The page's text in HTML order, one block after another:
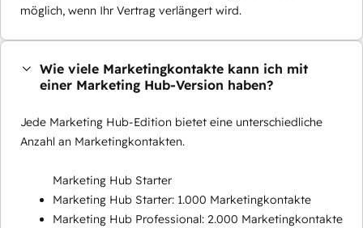
möglich, wenn Ihr Vertrag verlängert wird.
Wie viele Marketingkontakte kann ich mit
einer Marketing Hub-Version haben?
Jede Marketing Hub-Edition bietet eine unterschiedliche
Anzahl an Marketingkontakten.
Marketing Hub Starter
Marketing Hub Starter: 1.000 Marketingkontakte
Marketing Hub Professional: 2.000 Marketingkontakte